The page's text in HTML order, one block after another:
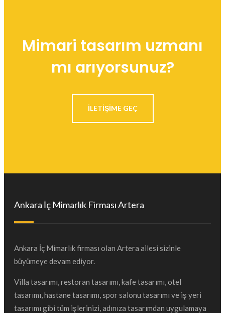
Mimari tasarım uzmanı
mı arıyorsunuz?
ILETIŞIME GEÇ
Ankara İç Mimarlık Firması Artera
Ankara İç Mimarlık firması olan Artera ailesi sizinle
büyümeye devam ediyor.
Villa tasarımı, restoran tasarımı, kafe tasarımı, otel
tasarımı, hastane tasarımı, spor salonu tasarımı ve iş yeri
tasarımı gibi tüm işlerinizi, adınıza tasarımdan uygulamaya